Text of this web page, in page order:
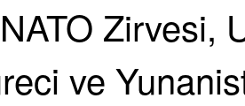
Zirvesi,
ve